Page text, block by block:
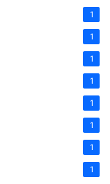
1
1
1
1
1
1
1
1